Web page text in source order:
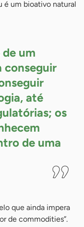
é um bioativo natural
de um
conseguir
até
os
de uma
que ainda impera
de commodities”.